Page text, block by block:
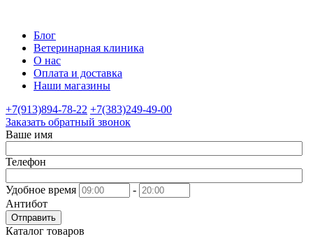
Блог
Ветеринарная клиника
О нас
Оплата и доставка
Наши магазины
+7(913)894-78-22 +7(383)249-49-00
Заказать обратный звонок
Ваше имя
Телефон
Удобное время
-
Антибот
Отправить
Каталог товаров